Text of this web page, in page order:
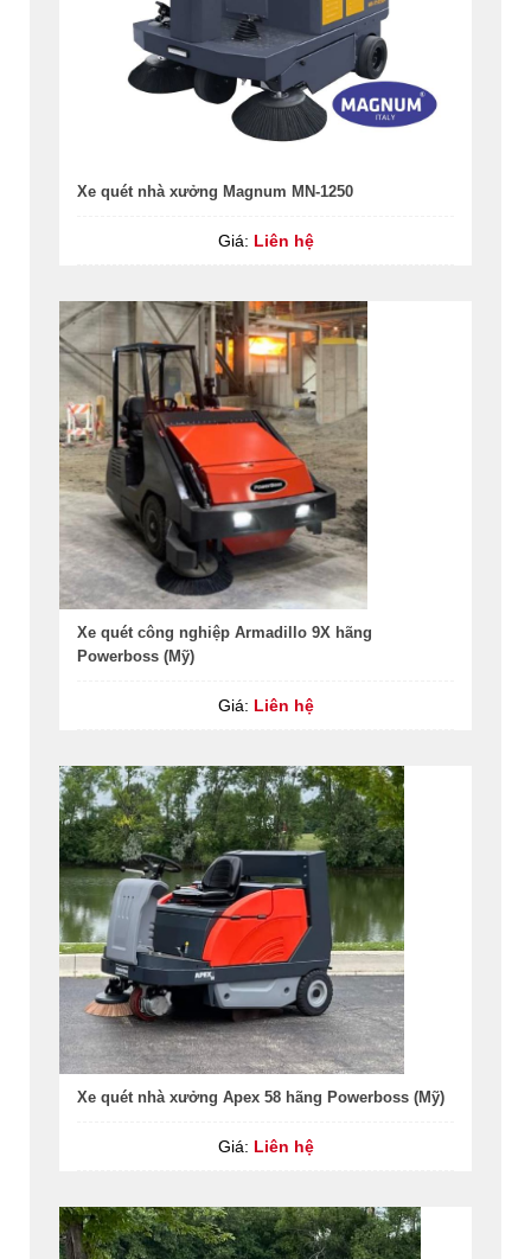
Xe quét nhà xưởng Magnum MN-1250
Giá: Liên hệ
Xe quét công nghiệp Armadillo 9X hãng
Powerboss (Mỹ)
Giá: Liên hệ
Xe quét nhà xưởng Apex 58 hãng Powerboss (Mỹ)
Giá: Liên hệ